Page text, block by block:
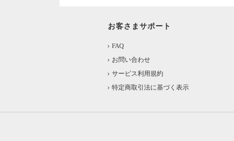
お客さまサポート
FAQ
お問い合わせ
サービス利用規約
特定商取引法に基づく表示